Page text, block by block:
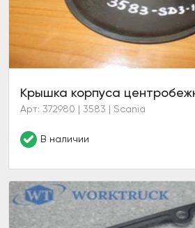
Арт: 372980 | 3583 | Scania
В наличии